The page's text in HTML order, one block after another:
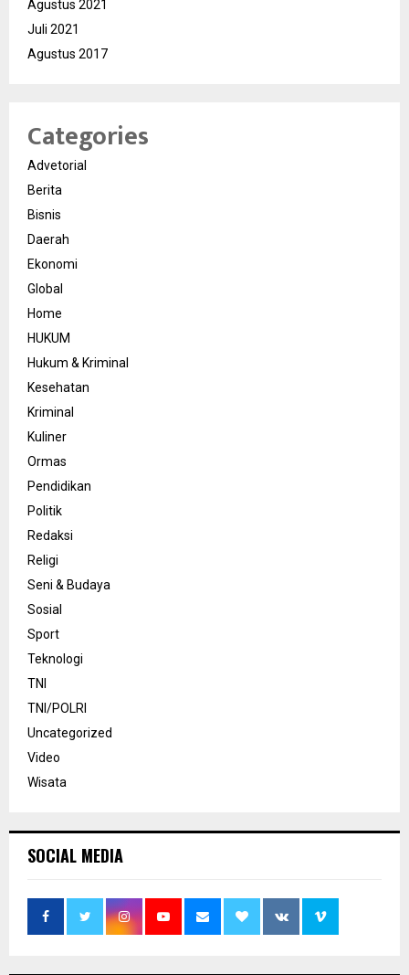
Agustus 2021
Juli 2021
Agustus 2017
Categories
Advetorial
Berita
Bisnis
Daerah
Ekonomi
Global
Home
HUKUM
Hukum & Kriminal
Kesehatan
Kriminal
Kuliner
Ormas
Pendidikan
Politik
Redaksi
Religi
Seni & Budaya
Sosial
Sport
Teknologi
TNI
TNI/POLRI
Uncategorized
Video
Wisata
SOCIAL MEDIA